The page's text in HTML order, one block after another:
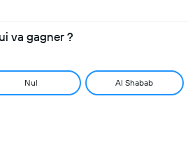
va gagner ?
Nul Al Shabab